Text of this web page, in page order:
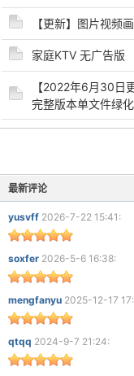
【更新】图片视频
家庭KTV 无广告版
【2022年6月30日
完整版本单文件绿
最新评论
yusvff 2026-7-22 15:41:
soxfer 2026-5-6 16:38:
mengfanyu 2025-12-17
qtqq 2024-9-7 21:24: